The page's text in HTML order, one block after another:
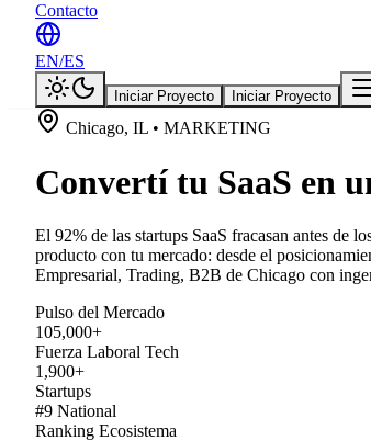
Contacto
EN/ES
Iniciar Proyecto Iniciar Proyecto
Chicago, IL • MARKETING
Convertí tu SaaS en
El 92% de las startups SaaS fracasan antes de
producto con tu mercado: desde el
Empresarial, Trading, B2B de Chicago con
Pulso del Mercado
105,000+
Fuerza Laboral Tech
1,900+
Startups
#9 National
Ranking Ecosistema